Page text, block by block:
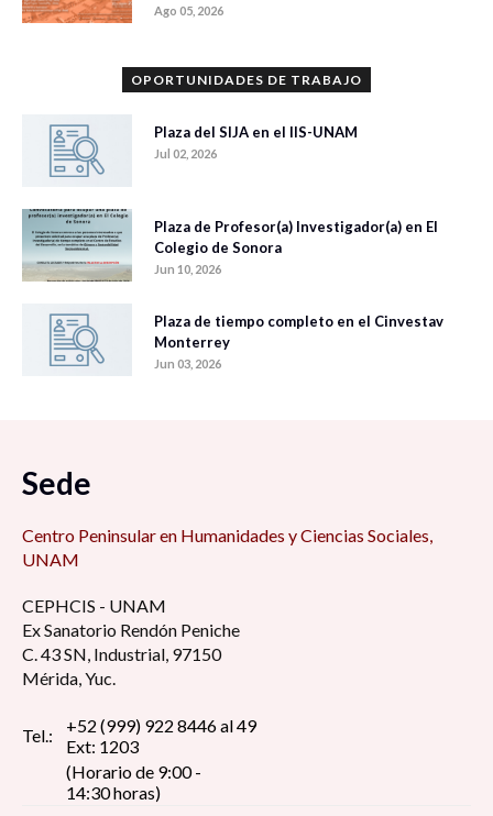
Ago 05, 2026
OPORTUNIDADES DE TRABAJO
Plaza del SIJA en el IIS-UNAM
Jul 02, 2026
Plaza de Profesor(a) Investigador(a) en El
Colegio de Sonora
Jun 10, 2026
Plaza de tiempo completo en el Cinvestav
Monterrey
Jun 03, 2026
Sede
Centro Peninsular en Humanidades y Ciencias Sociales,
UNAM
CEPHCIS - UNAM
Ex Sanatorio Rendón Peniche
C. 43 SN, Industrial, 97150
Mérida, Yuc.
Tel.:
+52 (999) 922 8446 al 49
Ext: 1203
(Horario de 9:00 -
14:30 horas)